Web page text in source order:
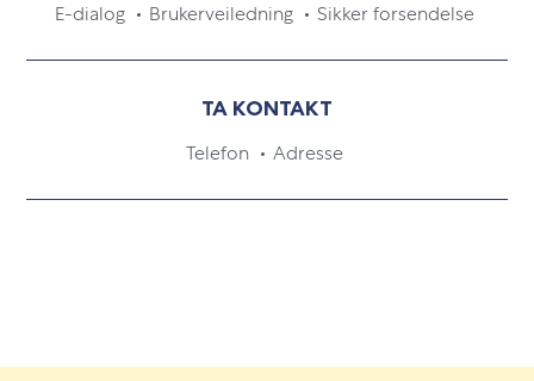
E-dialog Brukerveiledning Sikker forsendelse
TA KONTAKT
Telefon Adresse